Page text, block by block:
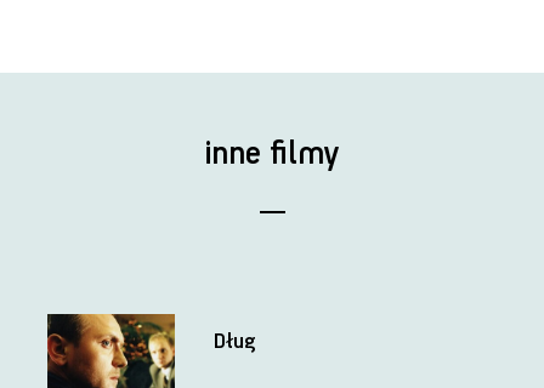
inne filmy
Dług